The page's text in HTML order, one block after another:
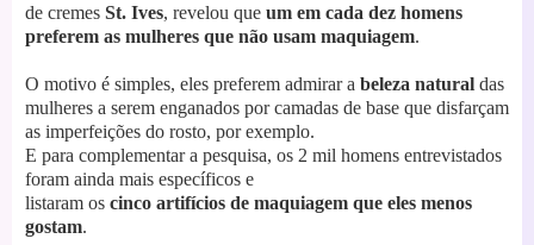
de cremes St. Ives, revelou que um em cada dez homens
preferem as mulheres que não usam maquiagem.
O motivo é simples, eles preferem admirar a beleza natural das
mulheres a serem enganados por camadas de base que disfarçam
as imperfeições do rosto, por exemplo.
E para complementar a pesquisa, os 2 mil homens entrevistados
foram ainda mais específicos e
listaram os cinco artifícios de maquiagem que eles menos
gostam.